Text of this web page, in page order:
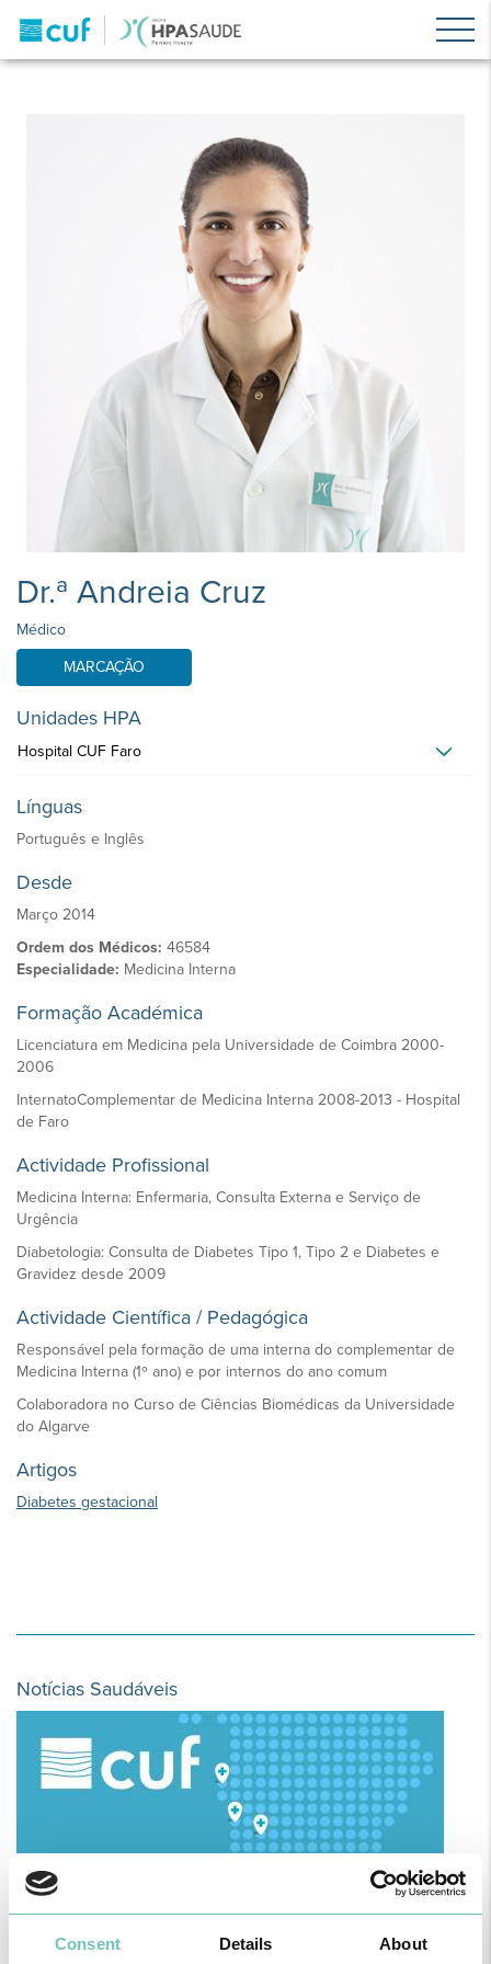
Consent Details About
Dr.ª Andreia Cruz
Médico
MARCAÇÃO
Unidades HPA
Hospital CUF Faro
Línguas
Português e Inglês
Desde
Março 2014
Ordem dos Médicos: 46584
Especialidade: Medicina Interna
Formação Académica
Licenciatura em Medicina pela Universidade de Coimbra 2000-
2006
InternatoComplementar de Medicina Interna 2008-2013 - Hospital
de Faro
Actividade Profissional
Medicina Interna: Enfermaria, Consulta Externa e Serviço de
Urgência
Diabetologia: Consulta de Diabetes Tipo 1, Tipo 2 e Diabetes e
Gravidez desde 2009
Actividade Científica / Pedagógica
Responsável pela formação de uma interna do complementar de
Medicina Interna (1º ano) e por internos do ano comum
Colaboradora no Curso de Ciências Biomédicas da Universidade
do Algarve
Artigos
Diabetes gestacional
Notícias Saudáveis